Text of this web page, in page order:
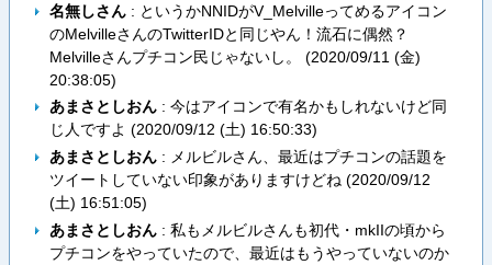
名無しさん: というかNNIDがV_Melvilleってめるアイコン
のMelvilleさんのTwitterIDと同じやん！流石に偶然？
Melvilleさんプチコン民じゃないし。 (2020/09/11 (金)
20:38:05)
あまさとしおん: 今はアイコンで有名かもしれないけど同
じ人ですよ (2020/09/12 (土) 16:50:33)
あまさとしおん: メルビルさん、最近はプチコンの話題を
ツイートしていない印象がありますけどね (2020/09/12
(土) 16:51:05)
あまさとしおん: 私もメルビルさんも初代・mkIIの頃から
プチコンをやっていたので、最近はもうやっていないのか